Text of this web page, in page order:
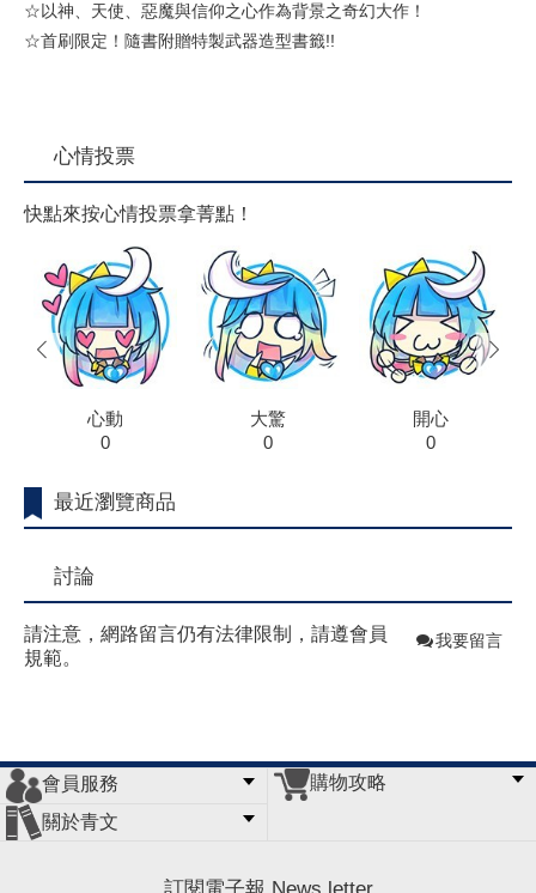
☆以神、天使、惡魔與信仰之心作為背景之奇幻大作！
☆首刷限定！隨書附贈特製武器造型書籤!!
心情投票
快點來按心情投票拿菁點！
心動
0
大驚
0
開心
0
prev next
最近瀏覽商品
討論
請注意，網路留言仍有法律限制，請遵會員
規範。
我要留言
會員服務
會員辦法
客服信箱
隱私條款
網站導覽
購物攻略
關於青文